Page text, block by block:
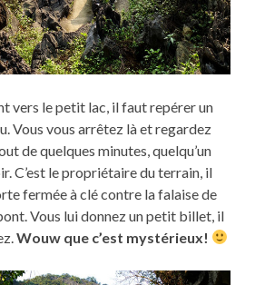
vers le petit lac, il faut repérer un
Vous vous arrêtez là et regardez
de quelques minutes, quelqu’un
C’est le propriétaire du terrain, il
fermée à clé contre la falaise de
Vous lui donnez un petit billet, il
Wouw que c’est mystérieux!